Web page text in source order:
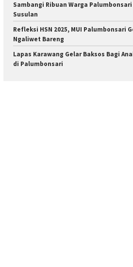
Sambangi Ribuan Warga
Susulan
Refleksi HSN 2025, MUI Palumbonsari
Ngaliwet Bareng
Lapas Karawang Gelar Baksos Bagi
di Palumbonsari